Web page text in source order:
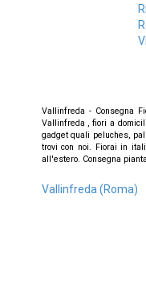
Vallinfreda - Consegna
Vallinfreda , fiori a
gadget quali peluches,
trovi con noi. Fiorai in
all'estero. Consegna
Vallinfreda (Roma)